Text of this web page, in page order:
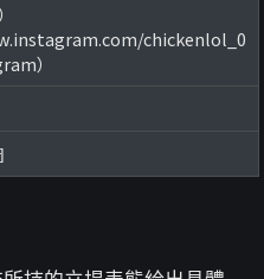
chickenlol_0
）